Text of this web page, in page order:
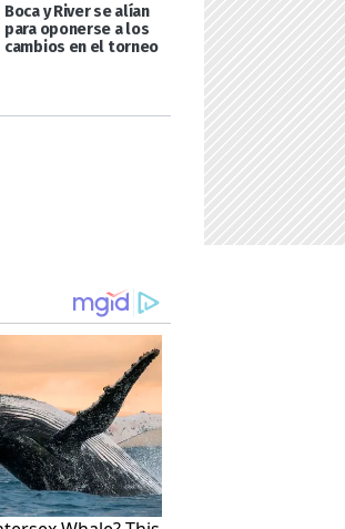
Boca y River se alían
para oponerse a los
cambios en el torneo